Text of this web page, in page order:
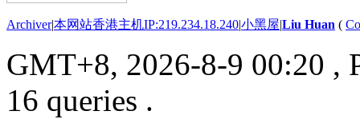
Archiver|本网站香港主机IP:219.234.18.240|小黑屋|Liu Huan (
GMT+8, 2026-8-9 00:20 ,
16 queries .